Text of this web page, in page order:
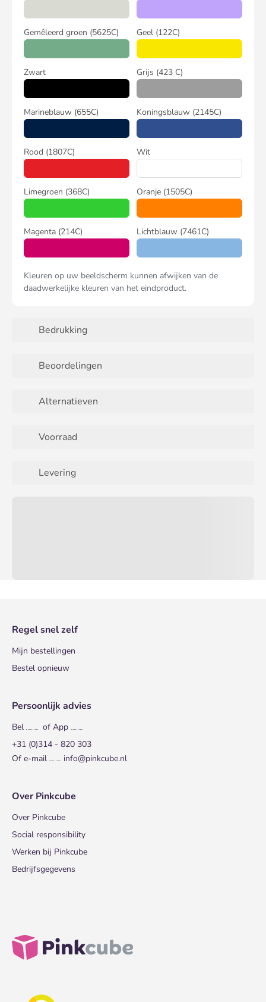
Gemêleerd groen (5625C) Geel (122C)
Zwart Grijs (423 C)
Marineblauw (655C) Koningsblauw (2145C)
Rood (1807C) Wit
Limegroen (368C) Oranje (1505C)
Magenta (214C) Lichtblauw (7461C)
Kleuren op uw beeldscherm kunnen afwijken van de
daadwerkelijke kleuren van het eindproduct.
Bedrukking
Beoordelingen
Alternatieven
Voorraad
Levering
Regel snel zelf
Mijn bestellingen
Bestel opnieuw
Persoonlijk advies
Bel
of App
+31 (0)314 - 820 303
Of e-mail
info@pinkcube.nl
Over Pinkcube
Over Pinkcube
Social responsibility
Werken bij Pinkcube
Bedrijfsgegevens